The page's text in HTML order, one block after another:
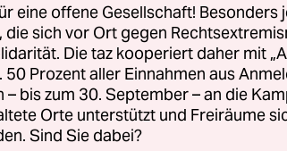
dann ist die
auszurufen,
eine andere ist, ist
erklärte
eine offene Gesellschaft! Besonders
die sich vor Ort gegen
Die taz kooperiert daher mit
50 Prozent aller Einnahmen aus
– bis zum 30. September – an die
Orte unterstützt und Freiräume
Sind Sie dabei?